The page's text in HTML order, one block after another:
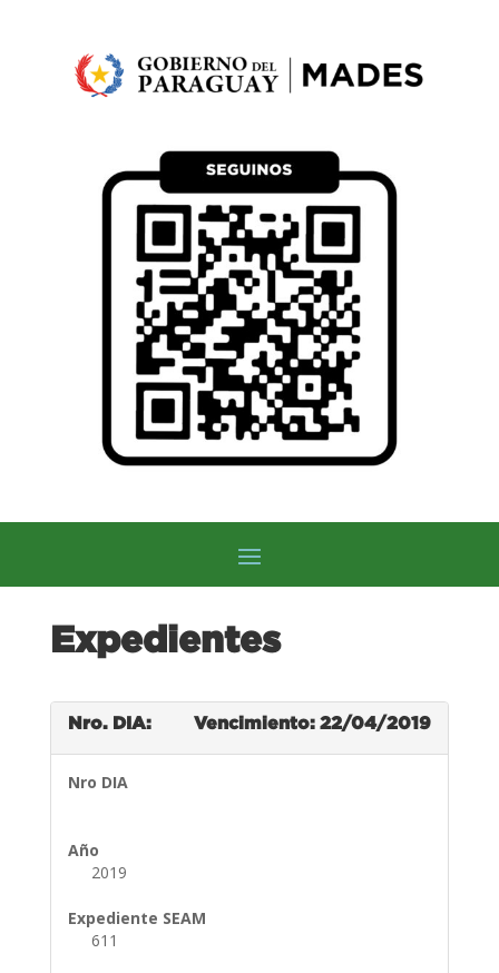
Expedientes
Nro. DIA: Vencimiento: 22/04/2019
Nro DIA
Año
2019
Expediente SEAM
611